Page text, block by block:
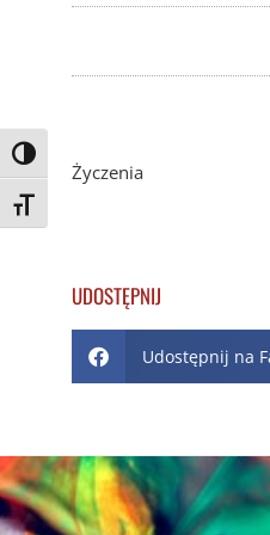
Toggle High Contrast
Toggle Font size
Życzenia
UDOSTĘPNIJ
Udostępnij na